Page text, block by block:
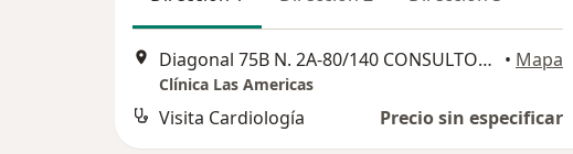
Diagonal 75B N. 2A-80/140 CONSULTORIO 311, Medellín • Mapa
Clínica Las Americas
Visita Cardiología Precio sin especificar